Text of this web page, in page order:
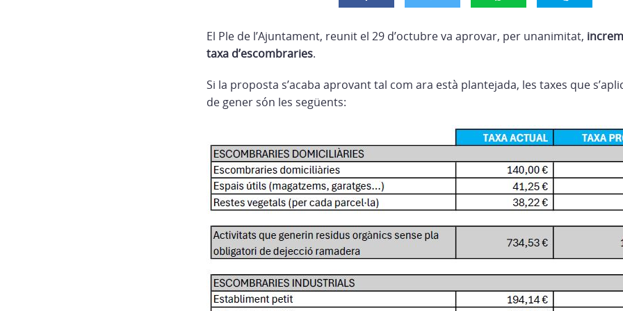
El Ple de l’Ajuntament, reunit el 29 d’octubre va aprovar, per unanimitat,
taxa d’escombraries.
Si la proposta s’acaba aprovant tal com ara està plantejada, les taxes que
de gener són les següents: